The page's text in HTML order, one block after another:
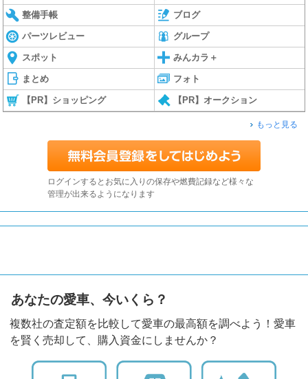
整備手帳 ブログ
パーツレビュー グループ
スポット みんカラ＋
まとめ フォト
【PR】ショッピング 【PR】オークション
もっと見る
ログインするとお気に入りの保存や燃費記録など様々な
管理が出来るようになります
あなたの愛車、今いくら？
複数社の査定額を比較して愛車の最高額を調べよう！愛車
を賢く売却して、購入資金にしませんか？